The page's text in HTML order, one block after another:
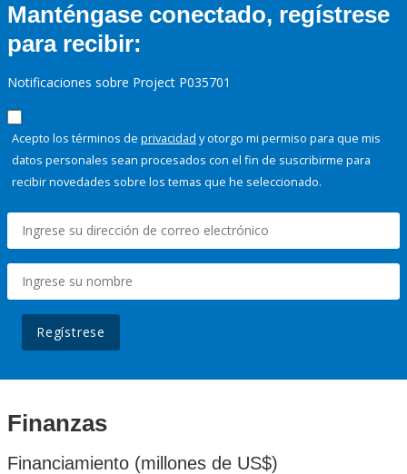
Manténgase conectado, regístrese
para recibir:
Notificaciones sobre Project P035701
Acepto los términos de privacidad y otorgo mi permiso para que mis
datos personales sean procesados con el fin de suscribirme para
recibir novedades sobre los temas que he seleccionado.
Regístrese
Finanzas
Financiamiento (millones de US$)